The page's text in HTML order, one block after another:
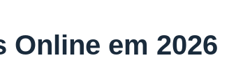
Online em 2026